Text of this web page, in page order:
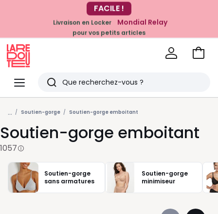
EN CE MOMENT
-20% dès 39€*
sur la mode
Livraison en Locker Mondial Relay
pour vos petits articles
Menu
Redoute
Rechercher
Derniers
articles
vus
Voir
... Soutien-gorge Soutien-gorge emboitant
Soutien-gorge emboitant
1057
Soutien-gorge
sans armatures
Soutien-gorge
minimiseur